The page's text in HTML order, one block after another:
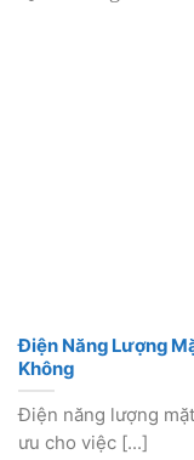
Điện Năng Lượng
Không
Điện năng lượng
ưu cho việc [...]